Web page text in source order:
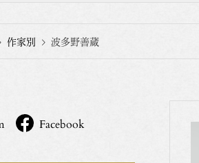
部大臣奨励賞
作家別 波多野善蔵
Facebook